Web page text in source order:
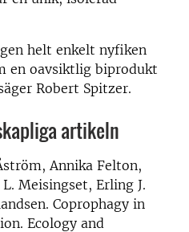
helt enkelt nyfiken
en oavsiktlig biprodukt
Robert Spitzer.
artikeln
Annika Felton,
Meisingset, Erling J.
Coprophagy in
Ecology and